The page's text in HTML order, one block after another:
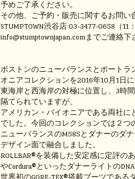
予めご了承ください。
その他、ご予約・販売に関するお問い
STUMPTOWN渋谷店 03-3477-0658（
info@stumptownjapan.comまでご連絡下
ボストンのニューバランスとポートラ
オニアコレクションを2016年10月1日に
東海岸と西海岸の対極に位置し、3時
隔てられていますが、
アメリカン・パイオニアである両社に
でした。今回のコレクションでは２つ
ニューバランスのM585とダナーのダ
デザイン面で融合しました。
ROLLBAR®を装備した安定感に定評の
やCordura®といったダナーライトの
世界初のGORE-TEX®搭載ブーツであ